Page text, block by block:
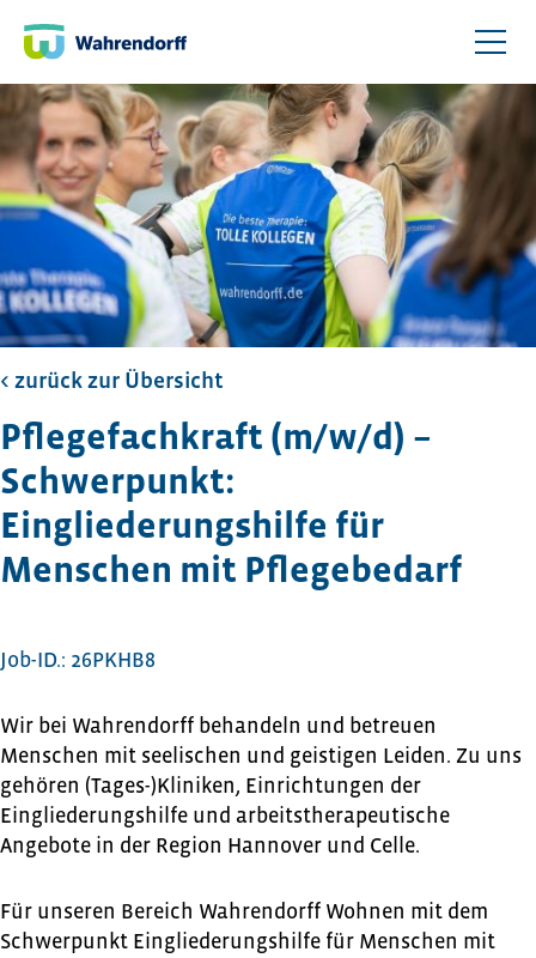
< zurück zur Übersicht​
Pflegefachkraft (m/w/d) –
Schwerpunkt:
Eingliederungshilfe für
Menschen mit Pflegebedarf
Job-ID.: 26PKHB8
Wir bei Wahrendorff behandeln und betreuen
Menschen mit seelischen und geistigen Leiden. Zu uns
gehören (Tages-)Kliniken, Einrichtungen der
Eingliederungshilfe und arbeitstherapeutische
Angebote in der Region Hannover und Celle.
Für unseren Bereich Wahrendorff Wohnen mit dem
Schwerpunkt Eingliederungshilfe für Menschen mit